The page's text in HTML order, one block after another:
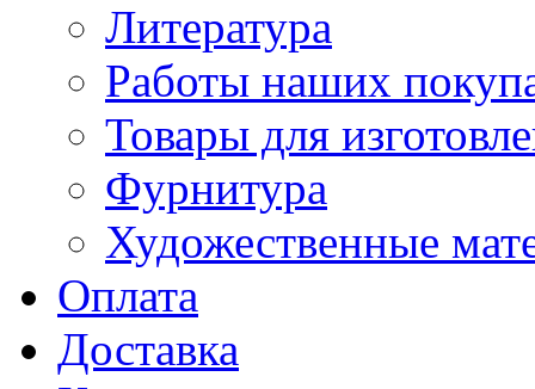
Литература
Работы наших
Товары для
Фурнитура
Художественные
Оплата
Доставка